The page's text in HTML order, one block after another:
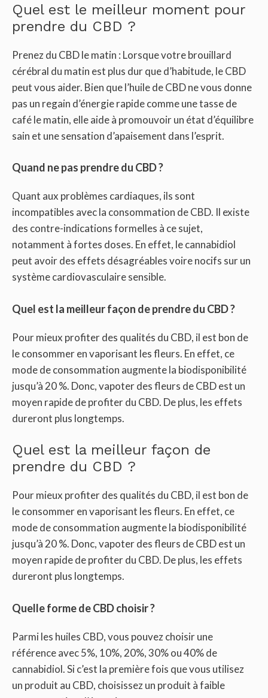
Quel est le meilleur moment pour
prendre du CBD ?
Prenez du CBD le matin : Lorsque votre brouillard
cérébral du matin est plus dur que d’habitude, le CBD
peut vous aider. Bien que l’huile de CBD ne vous donne
pas un regain d’énergie rapide comme une tasse de
café le matin, elle aide à promouvoir un état d’équilibre
sain et une sensation d’apaisement dans l’esprit.
Quand ne pas prendre du CBD ?
Quant aux problèmes cardiaques, ils sont
incompatibles avec la consommation de CBD. Il existe
des contre-indications formelles à ce sujet,
notamment à fortes doses. En effet, le cannabidiol
peut avoir des effets désagréables voire nocifs sur un
système cardiovasculaire sensible.
Quel est la meilleur façon de prendre du CBD ?
Pour mieux profiter des qualités du CBD, il est bon de
le consommer en vaporisant les fleurs. En effet, ce
mode de consommation augmente la biodisponibilité
jusqu’à 20 %. Donc, vapoter des fleurs de CBD est un
moyen rapide de profiter du CBD. De plus, les effets
dureront plus longtemps.
Quel est la meilleur façon de
prendre du CBD ?
Pour mieux profiter des qualités du CBD, il est bon de
le consommer en vaporisant les fleurs. En effet, ce
mode de consommation augmente la biodisponibilité
jusqu’à 20 %. Donc, vapoter des fleurs de CBD est un
moyen rapide de profiter du CBD. De plus, les effets
dureront plus longtemps.
Quelle forme de CBD choisir ?
Parmi les huiles CBD, vous pouvez choisir une
référence avec 5%, 10%, 20%, 30% ou 40% de
cannabidiol. Si c’est la première fois que vous utilisez
un produit au CBD, choisissez un produit à faible